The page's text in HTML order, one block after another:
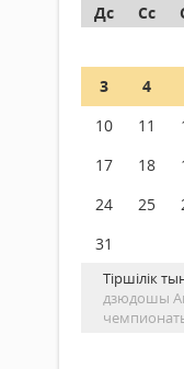
Дс
Сс
3
4
10
11
17
18
24
25
31
Тіршілік
дзюдошы